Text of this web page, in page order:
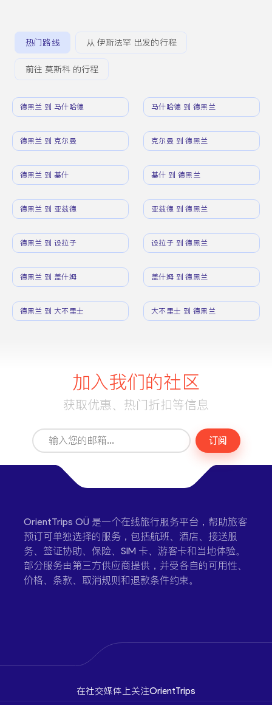
热门路线 从 伊斯法罕 出发的行程
前往 莫斯科 的行程
德黑兰 到 马什哈德 马什哈德 到 德黑兰
德黑兰 到 克尔曼 克尔曼 到 德黑兰
德黑兰 到 基什 基什 到 德黑兰
德黑兰 到 亚兹德 亚兹德 到 德黑兰
德黑兰 到 设拉子 设拉子 到 德黑兰
德黑兰 到 盖什姆 盖什姆 到 德黑兰
德黑兰 到 大不里士 大不里士 到 德黑兰
加入我们的社区
获取优惠、热门折扣等信息
订阅
OrientTrips OÜ 是一个在线旅行服务平台，帮助旅客
预订可单独选择的服务，包括航班、酒店、接送服
务、签证协助、保险、SIM 卡、游客卡和当地体验。
部分服务由第三方供应商提供，并受各自的可用性、
价格、条款、取消规则和退款条件约束。
在社交媒体上关注OrientTrips